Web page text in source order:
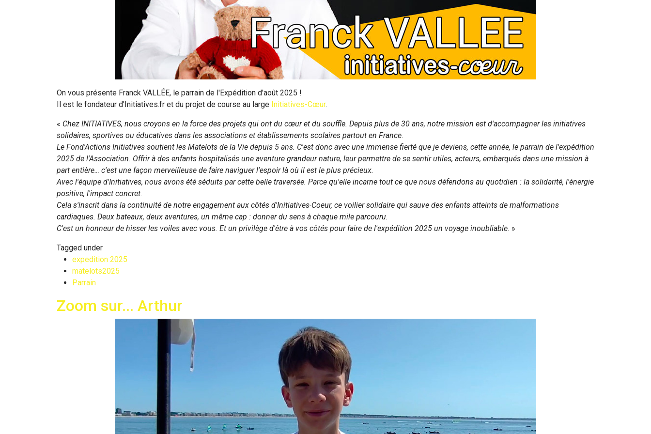
On vous présente Franck VALLÉE, le parrain de l'Expédition d'août 2025 !
Il est le fondateur d'Initiatives.fr et du projet de course au large Initiatives-Cœur.
« Chez INITIATIVES, nous croyons en la force des projets qui ont du cœur et du souffle. Depuis plus de 30 ans, notre mission est d'accompagner les initiatives
solidaires, sportives ou éducatives dans les associations et établissements scolaires partout en France.
Le Fond'Actions Initiatives soutient les Matelots de la Vie depuis 5 ans. C'est donc avec une immense fierté que je deviens, cette année, le parrain de l'expédition
2025 de l'Association. Offrir à des enfants hospitalisés une aventure grandeur nature, leur permettre de se sentir utiles, acteurs, embarqués dans une mission à
part entière… c'est une façon merveilleuse de faire naviguer l'espoir là où il est le plus précieux.
Avec l'équipe d'Initiatives, nous avons été séduits par cette belle traversée. Parce qu'elle incarne tout ce que nous défendons au quotidien : la solidarité, l'énergie
positive, l'impact concret.
Cela s'inscrit dans la continuité de notre engagement aux côtés d'Initiatives-Coeur, ce voilier solidaire qui sauve des enfants atteints de malformations
cardiaques. Deux bateaux, deux aventures, un même cap : donner du sens à chaque mile parcouru.
C'est un honneur de hisser les voiles avec vous. Et un privilège d'être à vos côtés pour faire de l'expédition 2025 un voyage inoubliable. »
Tagged under
expedition 2025
matelots2025
Parrain
Zoom sur... Arthur